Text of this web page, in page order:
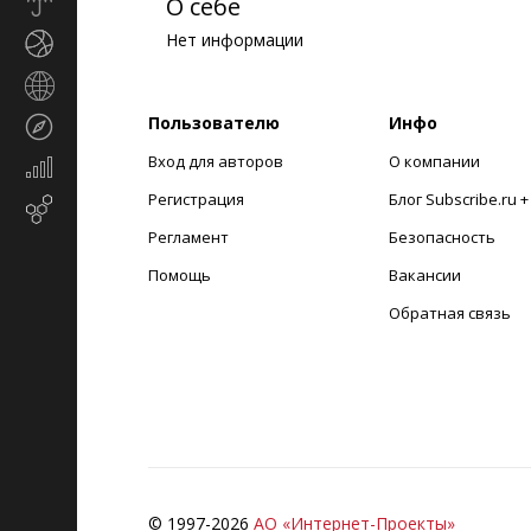
регионы
Экономика
маркетинг
О себе
Нет информации
Пользователю
Вход для авторов
Регистрация
Регламент
Помощь
Инфо
О компании
Блог Subscribe.ru +
Безопасность
Вакансии
Обратная связь
© 1997-2026 АО «Интернет-Проекты»